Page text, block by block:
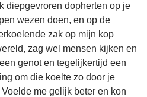
diepgevroren dopherten op je
wezen doen, en op de
zak op mijn kop
zag wel mensen kijken en
genot en tegelijkertijd een
om die koelte zo door je
me gelijk beter en kon